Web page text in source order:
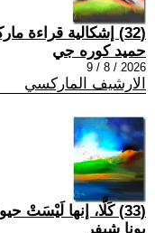
(32) إشكالية قراءة ماركس بين العلم والأيديولوجيا
حميد كوره جي
2026 / 8 / 9
الارشيف الماركسي
(33) كَلَّا، إنها لَيْسَتْ حيوانات أليفة
يونا شيفر